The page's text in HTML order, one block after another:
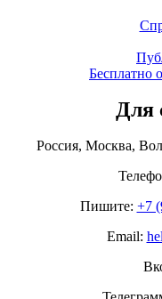
Бесплатно
Для
Россия, Москва,
Пишите: +7
Email: